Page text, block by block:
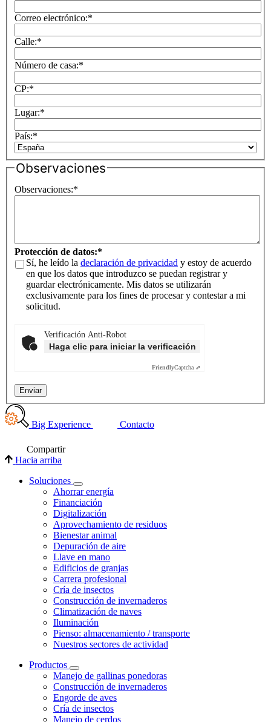
Correo electrónico:*
Calle:*
Número de casa:*
CP:*
Lugar:*
País:*
Observaciones
Observaciones:*
Protección de datos:*
Sí, he leído la declaración de privacidad y estoy de acuerdo
en que los datos que introduzco se puedan registrar y
guardar electrónicamente. Mis datos se utilizarán
exclusivamente para los fines de procesar y contestar a mi
solicitud.
Verificación Anti-Robot
Haga clic para iniciar la verificación
FriendlyCaptcha ⇗
Big Experience Contacto
Compartir
Hacia arriba
Soluciones
Ahorrar energía
Financiación
Digitalización
Aprovechamiento de residuos
Bienestar animal
Depuración de aire
Llave en mano
Edificios de granjas
Carrera profesional
Cría de insectos
Construcción de invernaderos
Climatización de naves
Iluminación
Pienso: almacenamiento / transporte
Nuestros sectores de actividad
Productos
Manejo de gallinas ponedoras
Construcción de invernaderos
Engorde de aves
Cría de insectos
Manejo de cerdos